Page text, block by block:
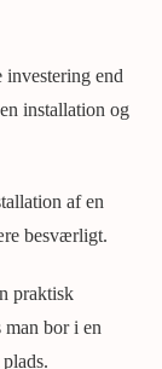
end
installation og
af en
besværligt.
praktisk
bor i en